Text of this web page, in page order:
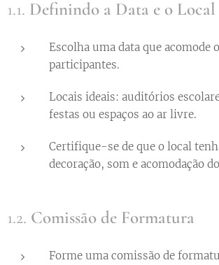
1.1. Definindo a Data e o Local
Escolha uma data que acomode
participantes.
Locais ideais: auditórios
festas ou espaços ao ar livre.
Certifique-se de que o local
decoração, som e acomodação
1.2. Comissão de Formatura
Forme uma comissão de